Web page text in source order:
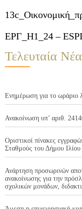
ΕΡΓ_Η1_24 –
Τελευταία Νέα
Ενημέρωση για το ωράριο
Ανακοίνωση υπ’ αριθ.
Οριστικοί πίνακες
Σταθμούς του Δήμου
Ανάρτηση προσωρινών
ανακοίνωσης για την
σχολικών μονάδων,